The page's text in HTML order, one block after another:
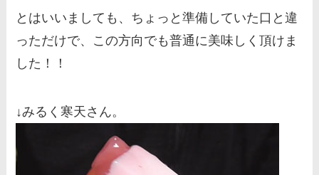
とはいいましても、ちょっと準備していた口と違
っただけで、この方向でも普通に美味しく頂けま
した！！
↓みるく寒天さん。